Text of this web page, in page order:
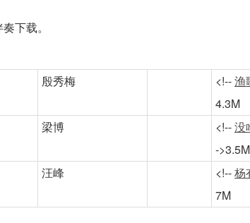
下载。
殷秀梅 <!--渔
4.3M
梁博 <!--没
->3.5M
汪峰 <!--杨
7M